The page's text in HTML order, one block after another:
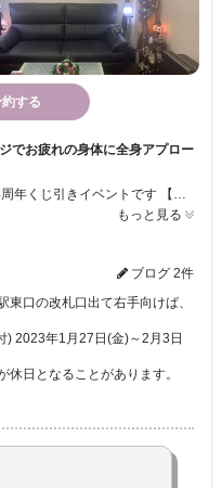
する
でお疲れの身体に全身アプロー
もっと見る
ブログ 2件
口の改札口出て右手向けば、
) 2023年1月27日(金)～2月3日
日となることがあります。